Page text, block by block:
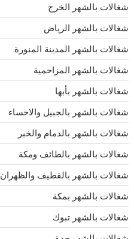
شغالات بالشهر الخرج
شغالات بالشهر الرياض
شغالات بالشهر المدينة المنورة
شغالات بالشهر المزاحمية
شغالات بالشهر بأبها
شغالات بالشهر بالجبيل والاحساء
شغالات بالشهر بالدمام والخبر
شغالات بالشهر بالطائف ومكة
شغالات بالشهر بالقطيف والظهران
شغالات بالشهر بمكة
شغالات بالشهر تبوك